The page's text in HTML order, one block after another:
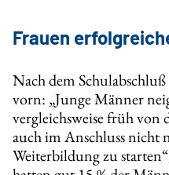
Frauen
Nach dem
vorn: „Junge Männer
vergleichsweise früh von
auch im Anschluss nicht
Weiterbildung zu